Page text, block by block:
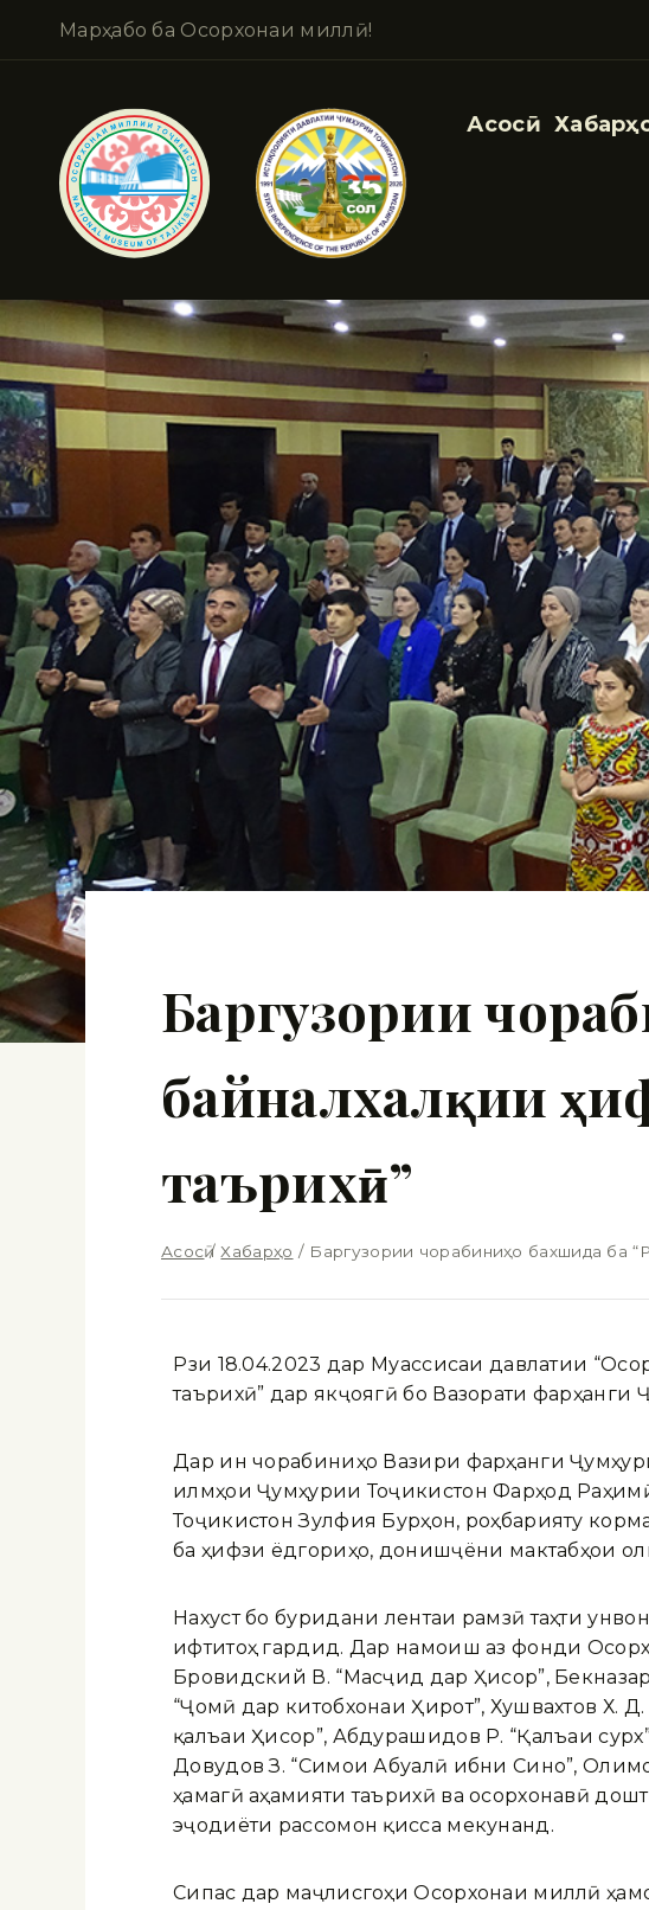
Марҳабо ба Осорхонаи миллӣ!
Асосӣ
Баргузории
байналхалқии
таърихӣ”
Асосӣ / Хабарҳо / Баргузории чорабиниҳо бахшида ба
Рӯзи 18.04.2023 дар Муассисаи давлатии
таърихӣ” дар якҷоягӣ бо Вазорати
Дар ин чорабиниҳо Вазири фарҳанги
илмҳои Ҷумҳурии Тоҷикистон Фарҳод
Тоҷикистон Зулфия Бурҳон, роҳбарияту
ба ҳифзи ёдгориҳо, донишҷӯёни мактабҳои
Нахуст бо буридани лентаи рамзӣ таҳти
ифтитоҳ гардид. Дар намоиш аз фонди
Бровидский В. “Масҷид дар Ҳисор”,
“Ҷомӣ дар китобхонаи Ҳирот”, Хушвахтов Х.
қалъаи Ҳисор”, Абдурашидов Р. “Қалъаи
Довудов З. “Симои Абуалӣ ибни Сино”,
ҳамагӣ аҳамияти таърихӣ ва осорхонавӣ
эҷодиёти рассомон қисса мекунанд.
Сипас дар маҷлисгоҳи Осорхонаи миллӣ